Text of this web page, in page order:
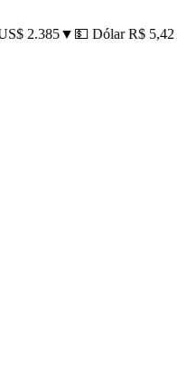
2.385▼💵 Dólar R$ 5,42▲